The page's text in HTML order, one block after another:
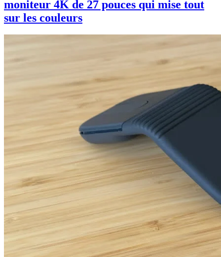
moniteur 4K de 27 pouces qui mise tout
sur les couleurs